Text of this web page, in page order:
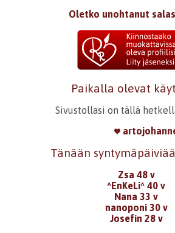
Oletko unohtanut
Paikalla olevat
Sivustollasi on tällä
Tänään
Zsa 48 v
^EnKeLi^ 40 v
Nana 33 v
nanoponi 30 v
Josefín 28 v